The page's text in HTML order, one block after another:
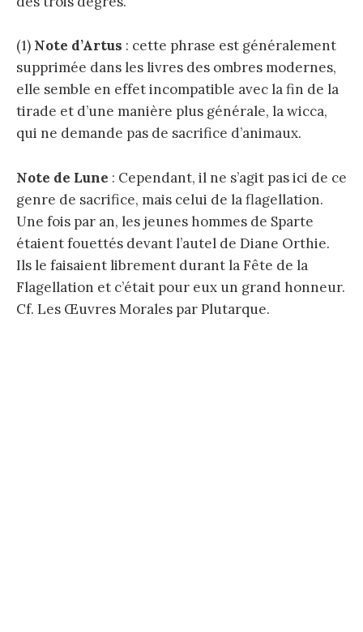
(1) Note d’Artus : cette phrase est généralement
supprimée dans les livres des ombres modernes,
elle semble en effet incompatible avec la fin de la
tirade et d’une manière plus générale, la wicca,
qui ne demande pas de sacrifice d’animaux.
Note de Lune : Cependant, il ne s’agit pas ici de ce
genre de sacrifice, mais celui de la flagellation.
Une fois par an, les jeunes hommes de Sparte
étaient fouettés devant l’autel de Diane Orthie.
Ils le faisaient librement durant la Fête de la
Flagellation et c’était pour eux un grand honneur.
Cf. Les Œuvres Morales par Plutarque.